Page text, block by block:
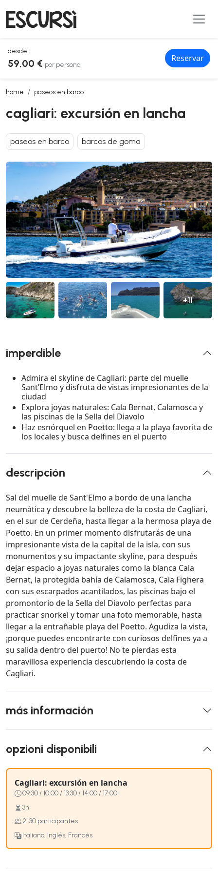
desde:
59,00 € por persona
Reservar
home paseos en barco
cagliari: excursión en lancha
cagliari: excursión en lancha
paseos en barco barcos de goma
+11
imperdible
Admira el skyline de Cagliari: parte del muelle
Sant’Elmo y disfruta de vistas impresionantes de la
ciudad
Explora joyas naturales: Cala Bernat, Calamosca y
las piscinas de la Sella del Diavolo
Haz esnórquel en Poetto: llega a la playa favorita de
los locales y busca delfines en el puerto
descripción
Sal del muelle de Sant'Elmo a bordo de una lancha
neumática y descubre la belleza de la costa de Cagliari,
en el sur de Cerdeña, hasta llegar a la hermosa playa de
Poetto. En un primer momento disfrutarás de una
impresionante vista de la capital de la isla, con sus
monumentos y su impactante skyline, para después
dejar espacio a joyas naturales como la blanca Cala
Bernat, la protegida bahía de Calamosca, Cala Fighera
con sus escarpados acantilados, las piscinas bajo el
promontorio de la Sella del Diavolo perfectas para
practicar snorkel y tomar una foto memorable, hasta
llegar a la entrañable playa del Poetto. Agudiza la vista,
¡porque puedes encontrarte con curiosos delfines ya a
su salida dentro del puerto! No te pierdas esta
maravillosa experiencia descubriendo la costa de
Cagliari.
más información
opzioni disponibili
Cagliari: excursión en lancha
09:30 / 10:00 / 13:30 / 14:00 / 17:00
3h
2-30 participantes
Italiano, Inglés, Francés